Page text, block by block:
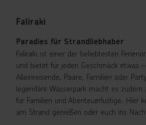
Faliraki
Paradies für Strandliebhaber
Faliraki ist einer der beliebtesten
und bietet für jeden Geschmack etwas
Alleinreisende, Paare, Familien oder
legendäre Wasserpark macht es zudem
für Familien und Abenteuerlustige. Hier
am Strand genießen oder euch ins